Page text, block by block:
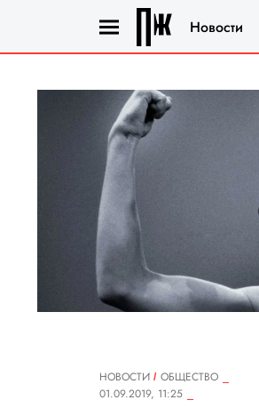
Новости
НОВОСТИ
ОБЩЕСТВО
01.09.2019, 11:25